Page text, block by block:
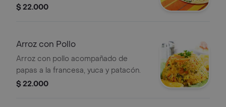
salsa aparte.
$ 22.000
Arroz con Pollo
Arroz con pollo acompañado de
papas a la francesa, yuca y patacón.
$ 22.000